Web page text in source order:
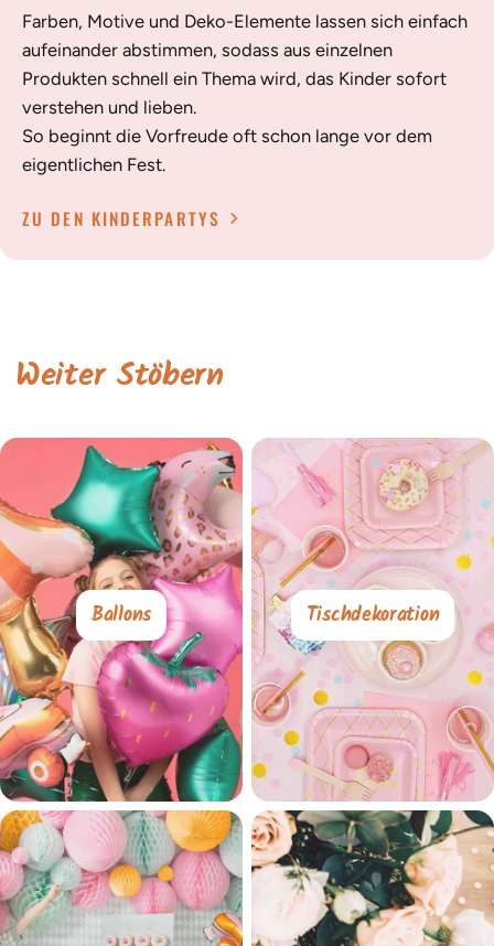
Farben, Motive und Deko-Elemente lassen sich einfach
aufeinander abstimmen, sodass aus einzelnen
Produkten schnell ein Thema wird, das Kinder sofort
verstehen und lieben.
So beginnt die Vorfreude oft schon lange vor dem
eigentlichen Fest.
ZU DEN KINDERPARTYS
Weiter Stöbern
Ballons Tischdekoration